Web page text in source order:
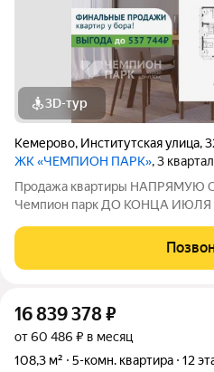
3D-тур
Кемерово, Институтская улица,
ЖК «ЧЕМПИОН ПАРК», 3
Продажа квартиры
Чемпион парк ДО КОНЦА ИЮЛЯ ДЕЙСТВУЮТ АКЦИИ:
И ДРУГИЕ ПРЕДЛОЖЕНИЯ!
менеджер предоставит по
16 839 378₽
от 60 486 ₽ в месяц
108,3 м²
5-комн. квартира 12